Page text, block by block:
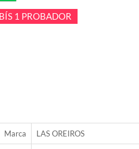
1 PROBADOR
Marca LAS OREIROS